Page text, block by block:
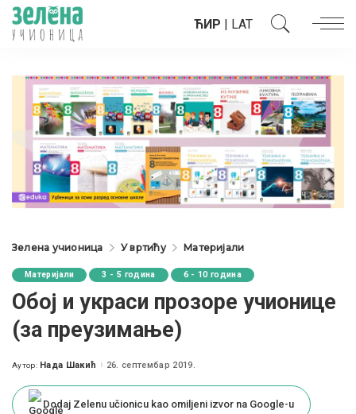
ЋИР | LAT
Зелена учионица У вртићу Материјали
Материјали 3 - 5 година 6 - 10 година
Обој и украси прозоре учионице
(за преузимање)
Posted
Аутор: Нада Шакић 26. септембар 2019.
Dodaj Zelenu učionicu kao omiljeni izvor na Google-u